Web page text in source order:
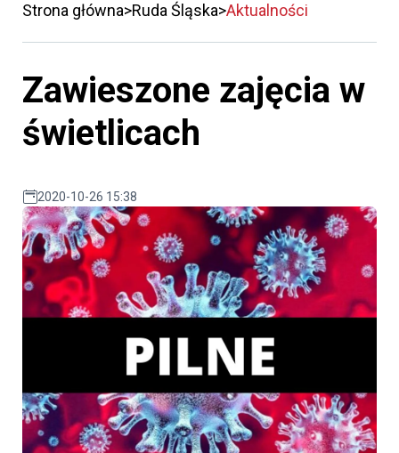
Strona główna Ruda Śląska Aktualności
Zawieszone zajęcia w
świetlicach
2020-10-26 15:38